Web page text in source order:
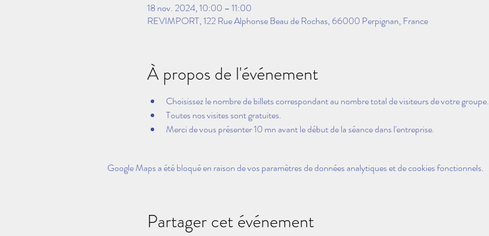
18 nov. 2024, 10:00 – 11:00
REVIMPORT, 122 Rue Alphonse Beau de Rochas, 66000 Perpignan, France
À propos de l'événement
Choisissez le nombre de billets correspondant au nombre total de visiteurs de votre groupe.
Toutes nos visites sont gratuites.
Merci de vous présenter 10 mn avant le début de la séance dans l'entreprise.
Google Maps a été bloqué en raison de vos paramètres de données analytiques et de cookies fonctionnels.
Partager cet événement